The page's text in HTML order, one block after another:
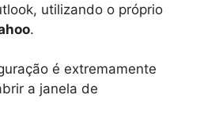
utilizando o próprio
.
é extremamente
a janela de